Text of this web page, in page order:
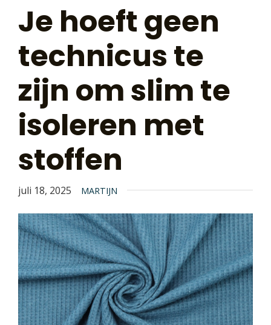
Je hoeft geen
technicus te
zijn om slim te
isoleren met
stoffen
juli 18, 2025 MARTIJN